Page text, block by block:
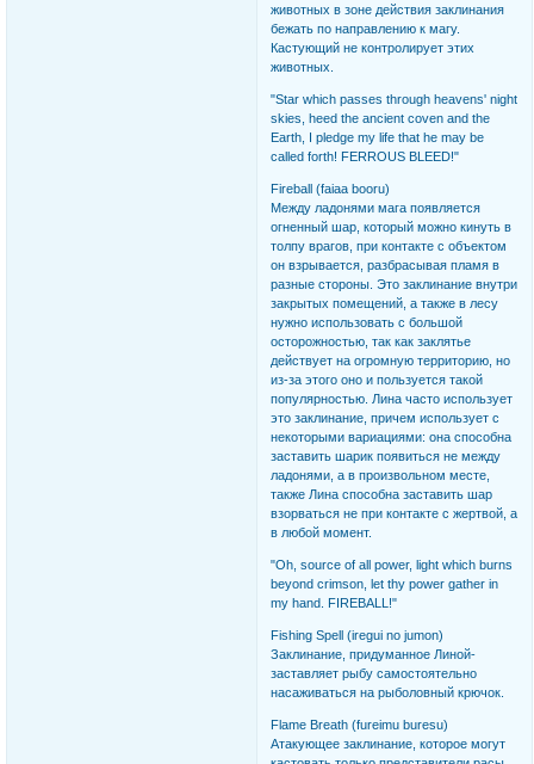
животных в зоне действия заклинания
бежать по направлению к магу.
Кастующий не контролирует этих
животных.
"Star which passes through heavens' night
skies, heed the ancient coven and the
Earth, I pledge my life that he may be
called forth! FERROUS BLEED!"
Fireball (faiaa booru)
Между ладонями мага появляется
огненный шар, который можно кинуть в
толпу врагов, при контакте с объектом
он взрывается, разбрасывая пламя в
разные стороны. Это заклинание внутри
закрытых помещений, а также в лесу
нужно использовать с большой
осторожностью, так как заклятье
действует на огромную территорию, но
из-за этого оно и пользуется такой
популярностью. Лина часто использует
это заклинание, причем использует с
некоторыми вариациями: она способна
заставить шарик появиться не между
ладонями, а в произвольном месте,
также Лина способна заставить шар
взорваться не при контакте с жертвой, а
в любой момент.
"Oh, source of all power, light which burns
beyond crimson, let thy power gather in
my hand. FIREBALL!"
Fishing Spell (iregui no jumon)
Заклинание, придуманное Линой-
заставляет рыбу самостоятельно
насаживаться на рыболовный крючок.
Flame Breath (fureimu buresu)
Атакующее заклинание, которое могут